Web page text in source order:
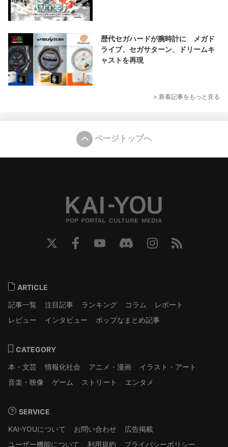
歴代セガハードが腕時計に メガド
ライブ、セガサターン、ドリームキ
ャストを再現
> 新着記事をもっと見る
ページトップへ
ARTICLE
記事一覧
注目記事 ランキング コラム
レポート
レビュー
インタビュー ポップなまとめ記事
CATEGORY
本・文芸
情報化社会 アニメ・漫画
イラスト・アート
音楽・映像
ゲーム ストリート エンタメ
SERVICE
KAI-YOUについて
お問い合わせ
広告掲載
ユーザー機能について
利用規約 プライバシーポリシー